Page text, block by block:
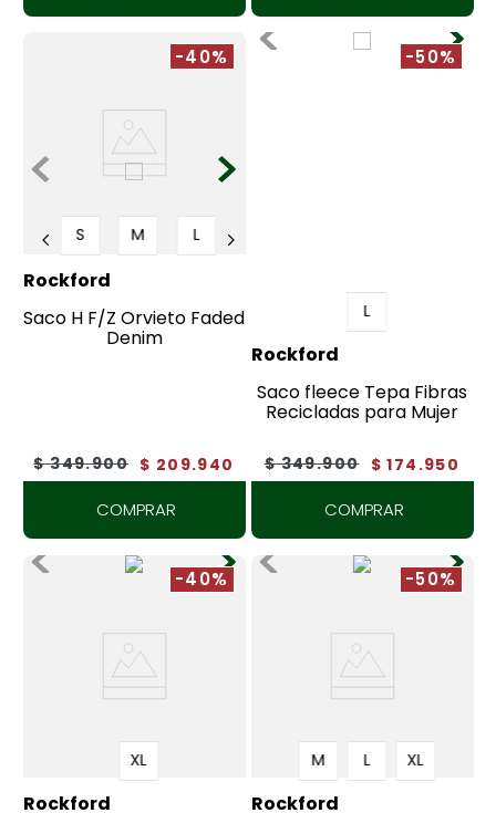
-40%
S M L
Rockford
Saco H F/Z Orvieto Faded
Denim
$ 349.900 $ 209.940
COMPRAR
-50%
L
Rockford
Saco fleece Tepa Fibras
Recicladas para Mujer
$ 349.900 $ 174 .950
COMPRAR
-40%
XL
Rockford
-50%
M L XL
Rockford